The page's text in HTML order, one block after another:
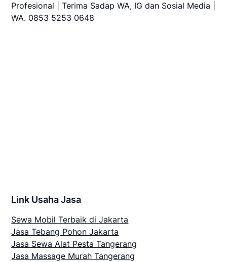
Profesional | Terima Sadap WA, IG dan Sosial Media |
WA. 0853 5253 0648
Link Usaha Jasa
Sewa Mobil Terbaik di Jakarta
Jasa Tebang Pohon Jakarta
Jasa Sewa Alat Pesta Tangerang
Jasa Massage Murah Tangerang